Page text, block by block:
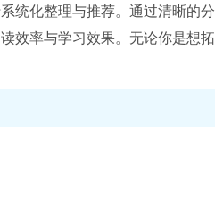
统化整理与推荐。通过清晰的
效率与学习效果。无论你是想